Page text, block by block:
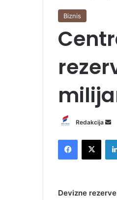
Biznis
Redakcija
n
d
e
Devizne